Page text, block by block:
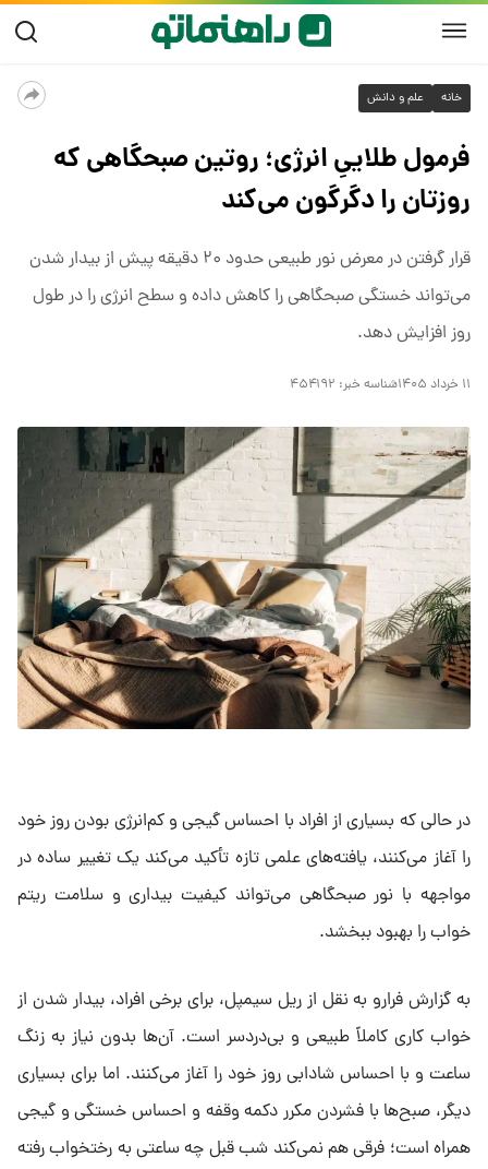
خانه علم و دانش
فرمول طلاییِ انرژی؛ روتین صبحگاهی که
روزتان را دگرگون می‌کند
قرار گرفتن در معرض نور طبیعی حدود ۲۰ دقیقه پیش از بیدار شدن
می‌تواند خستگی صبحگاهی را کاهش داده و سطح انرژی را در طول
روز افزایش دهد.
۱۱ خرداد ۱۴۰۵ شناسه خبر: ۴۵۴۱۹۲
در حالی که بسیاری از افراد با احساس گیجی و کم‌انرژی بودن روز خود
را آغاز می‌کنند، یافته‌های علمی تازه تأکید می‌کند یک تغییر ساده در
مواجهه با نور صبحگاهی می‌تواند کیفیت بیداری و سلامت ریتم
خواب را بهبود ببخشد.
به گزارش فرارو به نقل از ریل سیمپل، برای برخی افراد، بیدار شدن از
خواب کاری کاملاً طبیعی و بی‌دردسر است. آن‌ها بدون نیاز به زنگ
ساعت و با احساس شادابی روز خود را آغاز می‌کنند. اما برای بسیاری
دیگر، صبح‌ها با فشردن مکرر دکمه وقفه و احساس خستگی و گیجی
همراه است؛ فرقی هم نمی‌کند شب قبل چه ساعتی به رختخواب رفته